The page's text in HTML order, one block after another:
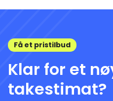
Få et pristilbud
Klar for et
takestimat?